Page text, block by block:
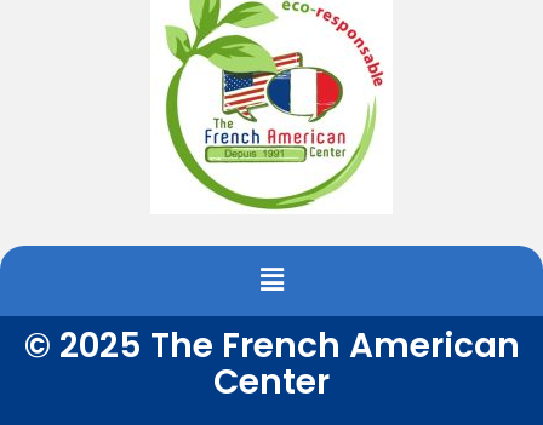
© 2025 The French American
Center